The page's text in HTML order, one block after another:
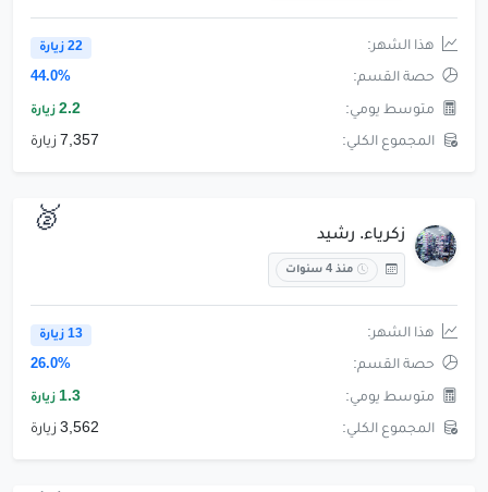
هذا الشهر: 22 زيارة
حصة القسم: 44.0%
متوسط يومي: 2.2 زيارة
المجموع الكلي: 7,357 زيارة
🥈 زكرياء. رشيد
منذ 4 سنوات
هذا الشهر: 13 زيارة
حصة القسم: 26.0%
متوسط يومي: 1.3 زيارة
المجموع الكلي: 3,562 زيارة